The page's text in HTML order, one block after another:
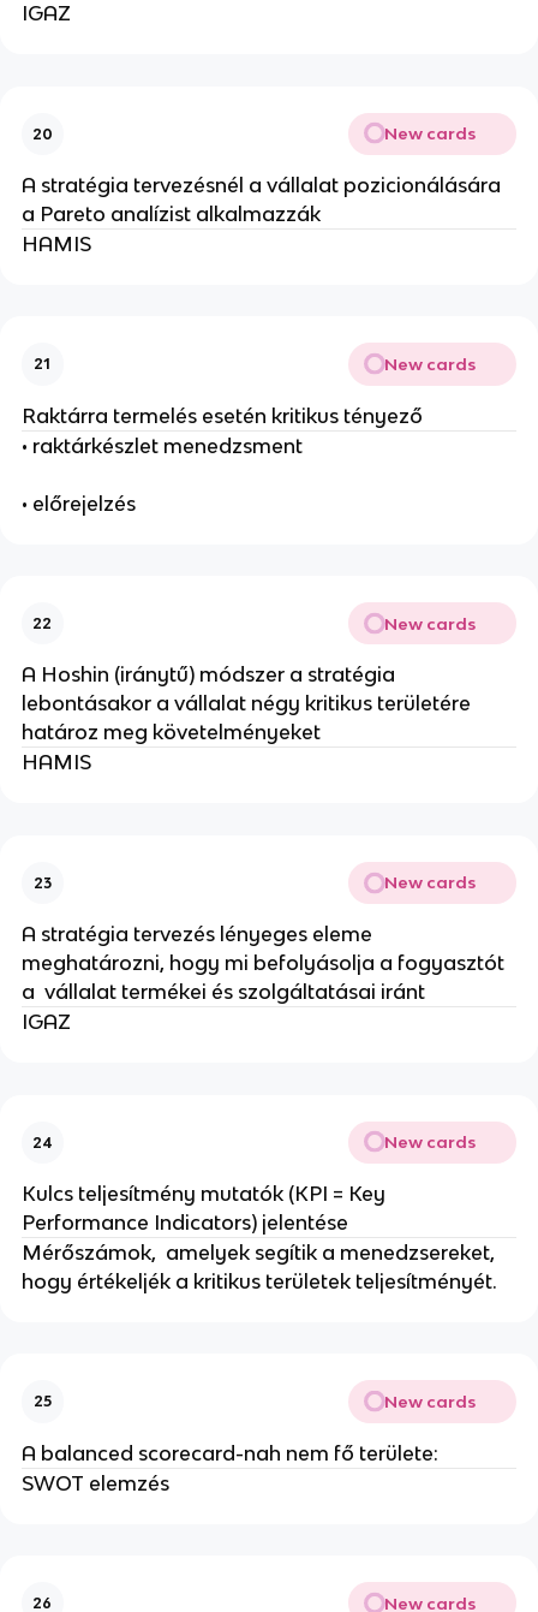
IGAZ
20 New cards
A stratégia tervezésnél a vállalat pozicionálására
a Pareto analízist alkalmazzák
HAMIS
21 New cards
Raktárra termelés esetén kritikus tényező
• raktárkészlet menedzsment
• előrejelzés
22 New cards
A Hoshin (iránytű) módszer a stratégia
lebontásakor a vállalat négy kritikus területére
határoz meg követelményeket
HAMIS
23 New cards
A stratégia tervezés lényeges eleme
meghatározni, hogy mi befolyásolja a fogyasztót
a vállalat termékei és szolgáltatásai iránt
IGAZ
24 New cards
Kulcs teljesítmény mutatók (KPI = Key
Performance Indicators) jelentése
Mérőszámok, amelyek segítik a menedzsereket,
hogy értékeljék a kritikus területek teljesítményét.
25 New cards
A balanced scorecard-nah nem fő területe:
SWOT elemzés
26 New cards